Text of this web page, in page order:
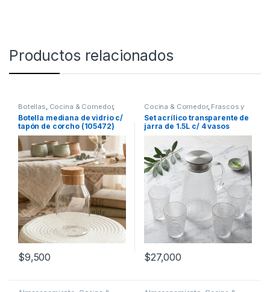
Productos relacionados
Botellas, Cocina & Comedor,
Recipientes para bebidas y
líquidos
Botella mediana de vidrio c/
tapón de corcho (105472)
$9,500
Cocina & Comedor, Frascos y
Jarras Recipientes para
bebidas y líquidos,Vasos
Set acrílico transparente de
jarra de 1.5L c/ 4 vasos
$27,000